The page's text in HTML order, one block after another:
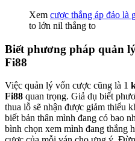
Xem cược thắng áp đảo là
to lớn nil thắng to
Biết phương pháp quản
Fi88
Việc quản lý vốn cược cũng là 1
Fi88 quan trọng. Giả dụ biết
thua lỗ sẽ nhận được giảm thiểu
biết bản thân mình đang có bao
bình chọn xem mình đang thắng